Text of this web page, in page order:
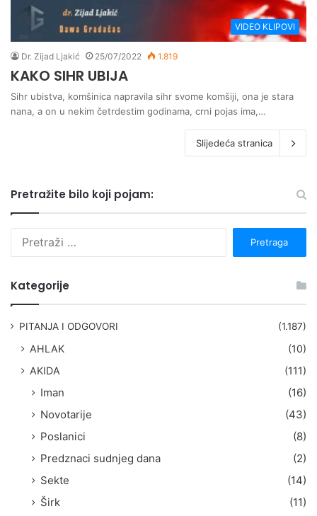
VIDEO KLIPOVI
Dr. Zijad Ljakić 25/07/2022 1.819
KAKO SIHR UBIJA
Sihr ubistva, komšinica napravila sihr svome komšiji, ona je stara
nana, a on u nekim četrdestim godinama, crni pojas ima,…
Slijedeća stranica
Pretražite bilo koji pojam:
Kategorije
PITANJA I ODGOVORI (1.187)
AHLAK
(10)
AKIDA
(111)
Iman
(16)
Novotarije
(43)
Poslanici
(8)
Predznaci sudnjeg dana
(2)
Sekte
(14)
Širk
(11)